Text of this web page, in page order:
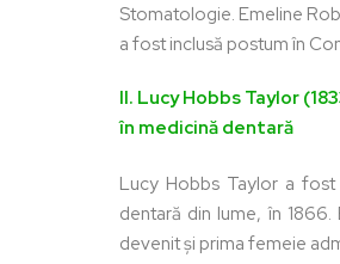
Stomatologie. Emeline
a fost inclusă postum în
II. Lucy Hobbs Taylor
în medicină dentară
Lucy Hobbs Taylor a
dentară din lume, în
devenit și prima femeie